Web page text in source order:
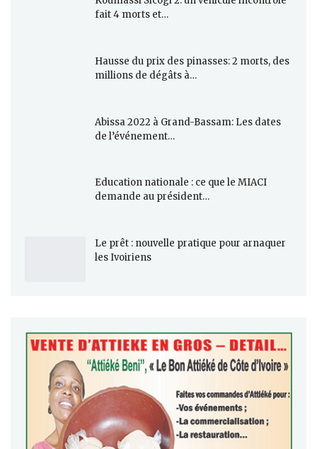
fait 4 morts et…
Hausse du prix des pinasses: 2 morts, des
millions de dégâts à…
Abissa 2022 à Grand-Bassam: Les dates
de l’événement…
Education nationale : ce que le MIACI
demande au président…
Le prêt : nouvelle pratique pour arnaquer
les Ivoiriens